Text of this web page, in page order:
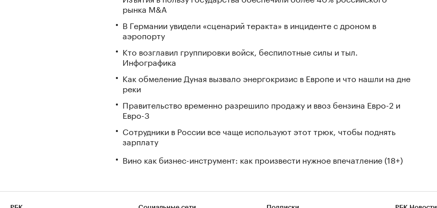
рынка M&A
В Германии увидели «сценарий теракта» в инциденте с дроном в
аэропорту
Кто возглавил группировки войск, беспилотные силы и тыл.
Инфографика
Как обмеление Дуная вызвало энергокризис в Европе и что нашли на дне
реки
Правительство временно разрешило продажу и ввоз бензина Евро-2 и
Евро-3
Сотрудники в России все чаще используют этот трюк, чтобы поднять
зарплату
Вино как бизнес-инструмент: как произвести нужное впечатление (18+)